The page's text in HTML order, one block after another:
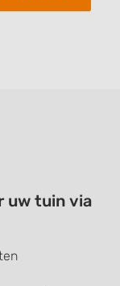
uw tuin via